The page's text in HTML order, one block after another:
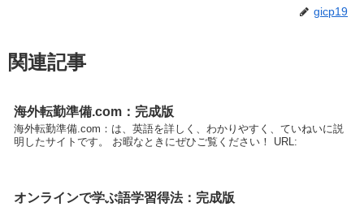
gicp19
関連記事
海外転勤準備.com：完成版
海外転勤準備.com：は、英語を詳しく、わかりやすく、ていねいに説
明したサイトです。 お暇なときにぜひご覧ください！ URL:
オンラインで学ぶ語学習得法：完成版